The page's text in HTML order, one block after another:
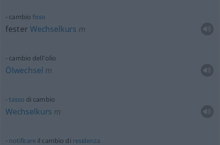
cambiofisso
fester Wechselkurs m
cambio dell’olio
Ölwechsel m
tasso di cambio
Wechselkurs m
notificareil cambio di residenza